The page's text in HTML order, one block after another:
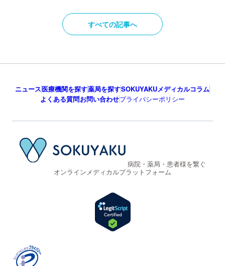
すべての記事へ
ニュース医療機関を探す薬局を探すSOKUYAKUメディカルコラム
よくある質問お問い合わせプライバシーポリシー
病院・薬局・患者様を繋ぐ
オンラインメディカルプラットフォーム